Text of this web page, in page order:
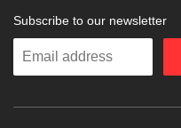
Subscribe to our newsletter
Enter